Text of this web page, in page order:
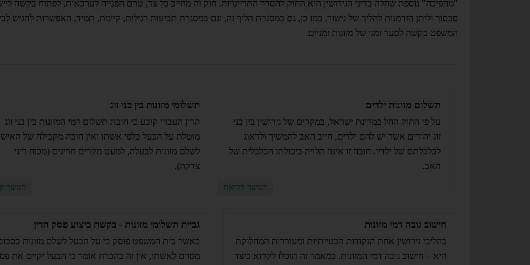
"מהפיכה" נוספת שחלה בדיני הגירושין היא החוק להסדר התדיינויות. חוק זה מחייב כל צד, טרם הפנייה לערכאות, לפתוח בקשה
סכסוך וליתן הזדמנות להליך של גישור. כמו כן, גם במסגרת הליך זה, וגם במסגרת תביעות רגילות, קיימת, תמיד, האפשרות להגיש
המשפט בקשה לסעד זמני של מזונות זמניים.
תשלום מזונות ילדים
על פי החוק החל במדינת ישראל, במקרים של גירושין בין בני
זוג יהודים אשר יש להם ילדים, חייב האב להמשיך ולדאוג
לכלכלתם של ילדיו. חובה זו אינה תלויה ביכולתו הכלכלית של
האב.
המשך קריאה
תשלומי מזונות בין בני זוג
הדין העברי קובע כי חובת תשלום דמי המזונות בין בני זוג
מוטלת על הבעל כלפי אשתו ואין חובה מקבילה של
לשלם מזונות לבעלה, למעט מקרים חריגים (מכוח דיני
צדקה).
המשך
חישוב גובה דמי מזונות
בהליכי גירושין אחת הנקודות הבעייתיות ומעוררות המחלוקת
היא – חישוב גובה דמי המזונות. במאמר זה תוכלו לקרוא כיצד
גביית תשלומי מזונות - בקשת ביצוע פסק הדין
כאשר בית המשפט פוסק כי על הבעל לשלם מזונות
מסוים לאשתו, אין זה בהכרח אומר כי הבעל יקיים את